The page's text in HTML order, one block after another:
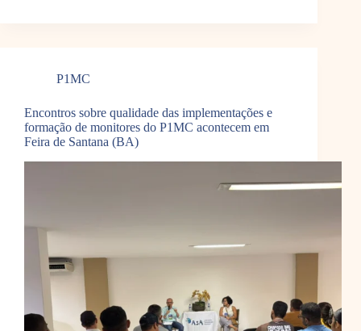
P1MC
Encontros sobre qualidade das implementações e
formação de monitores do P1MC acontecem em
Feira de Santana (BA)